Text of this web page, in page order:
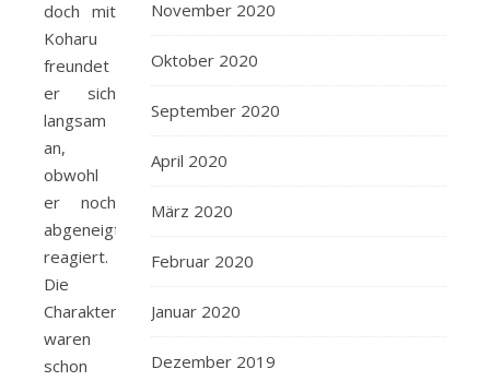
doch mit
Koharu
freundet
er sich
langsam
an,
obwohl
er noch
abgeneigt
reagiert.
Die
Charakter
waren
schon
November 2020
Oktober 2020
September 2020
April 2020
März 2020
Februar 2020
Januar 2020
Dezember 2019